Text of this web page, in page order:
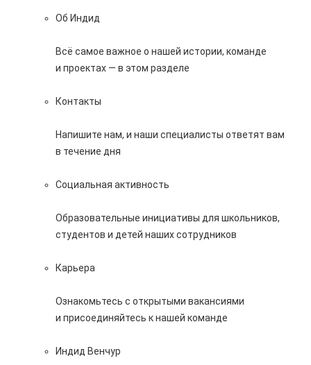
Об Индид
Всё самое важное о нашей истории, команде
и проектах — в этом разделе
Контакты
Напишите нам, и наши специалисты ответят вам
в течение дня
Социальная активность
Образовательные инициативы для школьников,
студентов и детей наших сотрудников
Карьера
Ознакомьтесь с открытыми вакансиями
и присоединяйтесь к нашей команде
Индид Венчур